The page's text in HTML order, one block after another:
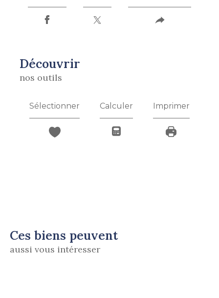
découvrir
nos outils
Sélectionner Calculer Imprimer
Ces biens peuvent
aussi vous intéresser